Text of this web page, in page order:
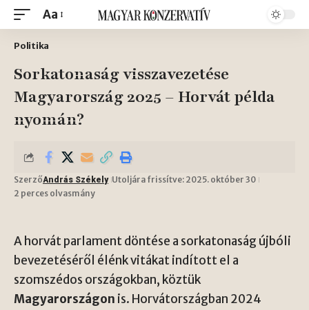
Aa
Politika
Sorkatonaság visszavezetése
Magyarország 2025 – Horvát példa
nyomán?
SzerzőAndrás Székely Utoljára frissítve: 2025. október 30
2 perces olvasmány
A horvát parlament döntése a sorkatonaság újbóli
bevezetéséről élénk vitákat indított el a
szomszédos országokban, köztük
Magyarországon is. Horvátországban 2024